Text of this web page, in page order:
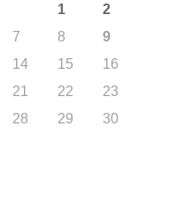
1
2
7 8
9
14 15
16
21 22
23
28 29
30